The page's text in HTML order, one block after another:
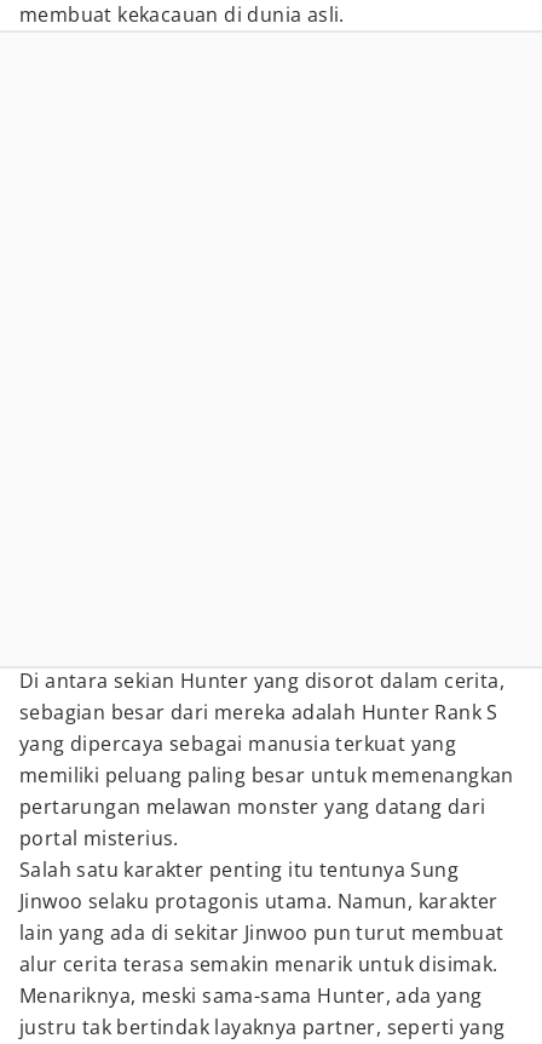
membuat kekacauan di dunia asli.
Di antara sekian Hunter yang disorot dalam cerita,
sebagian besar dari mereka adalah Hunter Rank S
yang dipercaya sebagai manusia terkuat yang
memiliki peluang paling besar untuk memenangkan
pertarungan melawan monster yang datang dari
portal misterius.
Salah satu karakter penting itu tentunya Sung
Jinwoo selaku protagonis utama. Namun, karakter
lain yang ada di sekitar Jinwoo pun turut membuat
alur cerita terasa semakin menarik untuk disimak.
Menariknya, meski sama-sama Hunter, ada yang
justru tak bertindak layaknya partner, seperti yang